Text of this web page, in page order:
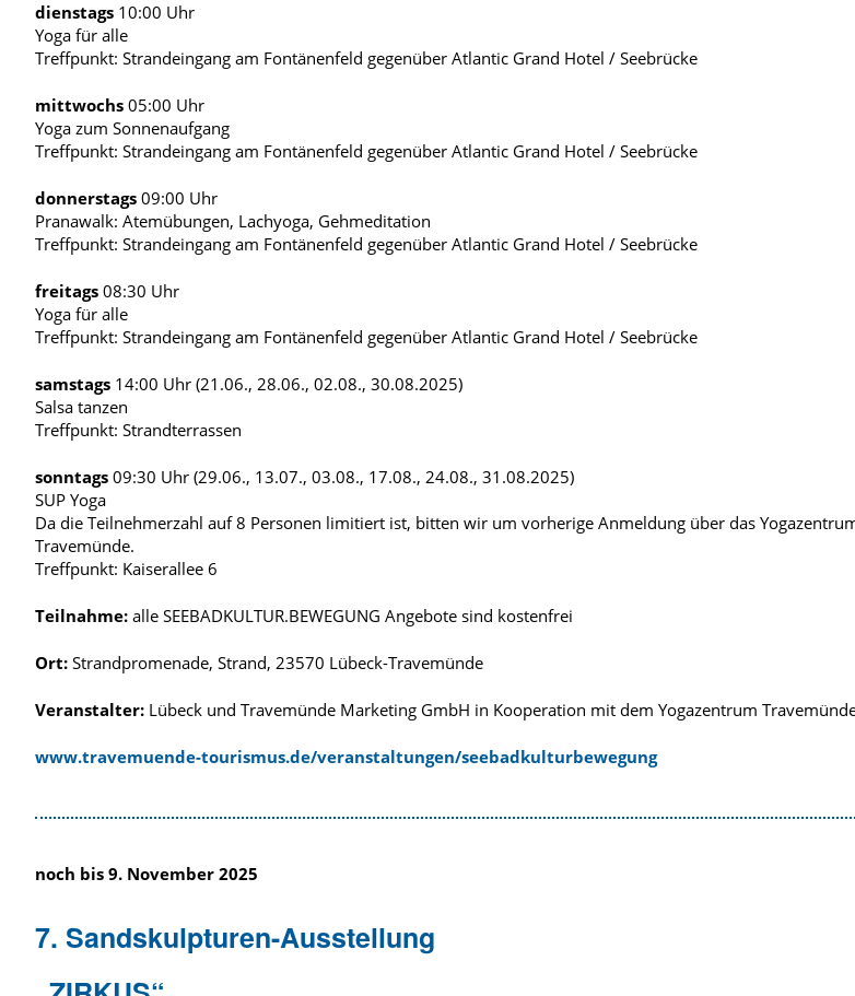
dienstags 10:00 Uhr
Yoga für alle
Treffpunkt: Strandeingang am Fontänenfeld gegenüber Atlantic Grand Hotel / Seebrücke
mittwochs 05:00 Uhr
Yoga zum Sonnenaufgang
Treffpunkt: Strandeingang am Fontänenfeld gegenüber Atlantic Grand Hotel / Seebrücke
donnerstags 09:00 Uhr
Pranawalk: Atemübungen, Lachyoga, Gehmeditation
Treffpunkt: Strandeingang am Fontänenfeld gegenüber Atlantic Grand Hotel / Seebrücke
freitags 08:30 Uhr
Yoga für alle
Treffpunkt: Strandeingang am Fontänenfeld gegenüber Atlantic Grand Hotel / Seebrücke
samstags 14:00 Uhr (21.06., 28.06., 02.08., 30.08.2025)
Salsa tanzen
Treffpunkt: Strandterrassen
sonntags 09:30 Uhr (29.06., 13.07., 03.08., 17.08., 24.08., 31.08.2025)
SUP Yoga
Da die Teilnehmerzahl auf 8 Personen limitiert ist, bitten wir um vorherige Anmeldung über das
Travemünde.
Treffpunkt: Kaiserallee 6
Teilnahme: alle SEEBADKULTUR.BEWEGUNG Angebote sind kostenfrei
Ort: Strandpromenade, Strand, 23570 Lübeck-Travemünde
Veranstalter: Lübeck und Travemünde Marketing GmbH in Kooperation mit dem Yogazentrum
www.travemuende-tourismus.de/veranstaltungen/seebadkulturbewegung
noch bis 9. November 2025
7. Sandskulpturen-Ausstellung